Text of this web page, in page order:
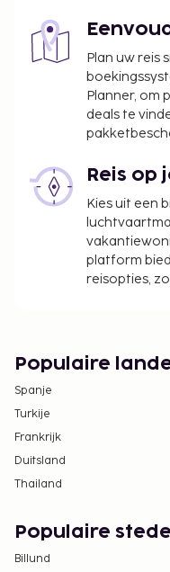
paspoort) te
internationale
van de ouders
of zij, naast de
bekrachtigde
ouder. Als de
in staat of niet
toestemming te
juridische
kinderen naar
vertrek met het
Plan uw reis
Planner, om
deals te
Reis op
Kies uit een
platform
reisopties,
Populaire
Spanje
Turkije
Frankrijk
Duitsland
Thailand
Populaire
Billund